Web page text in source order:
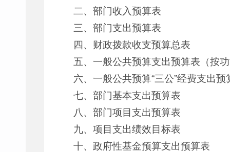
二、部门收入预算表
三、部门支出预算表
四、财政拨款收支预算总表
五、一般公共预算支出预算表（按
六、一般公共预算“三公”经费支出预
七、部门基本支出预算表
八、部门项目支出预算表
九、项目支出绩效目标表
十、政府性基金预算支出预算表